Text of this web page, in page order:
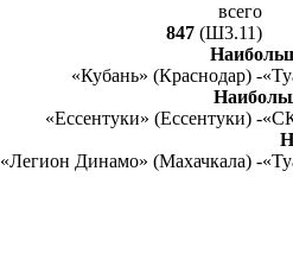
всего
847 (Ш3.11)
«Кубань» (Краснодар) -
«Ессентуки» (Ессентуки) -
«Легион Динамо» (Махачкала) -